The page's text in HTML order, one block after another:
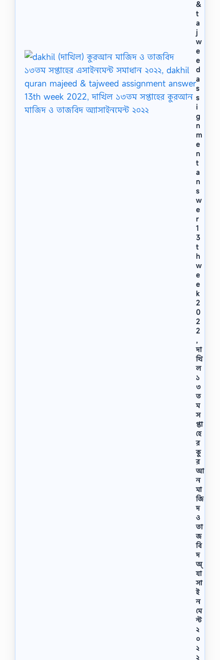
&
t
a
j
w
e
e
d
a
s
s
i
g
n
m
e
n
t
a
n
s
w
e
r
1
3
t
h
w
e
e
k
2
0
2
2
,
দা
খি
ল
১
৩
ত
ম
স
প্তা
হে
র
কু
র
আ
ন
মা
জি
দ
ও
তা
জ
বি
দ
অ্
যা
সা
ই
ন
মে
ন্ট
২
০
২
২